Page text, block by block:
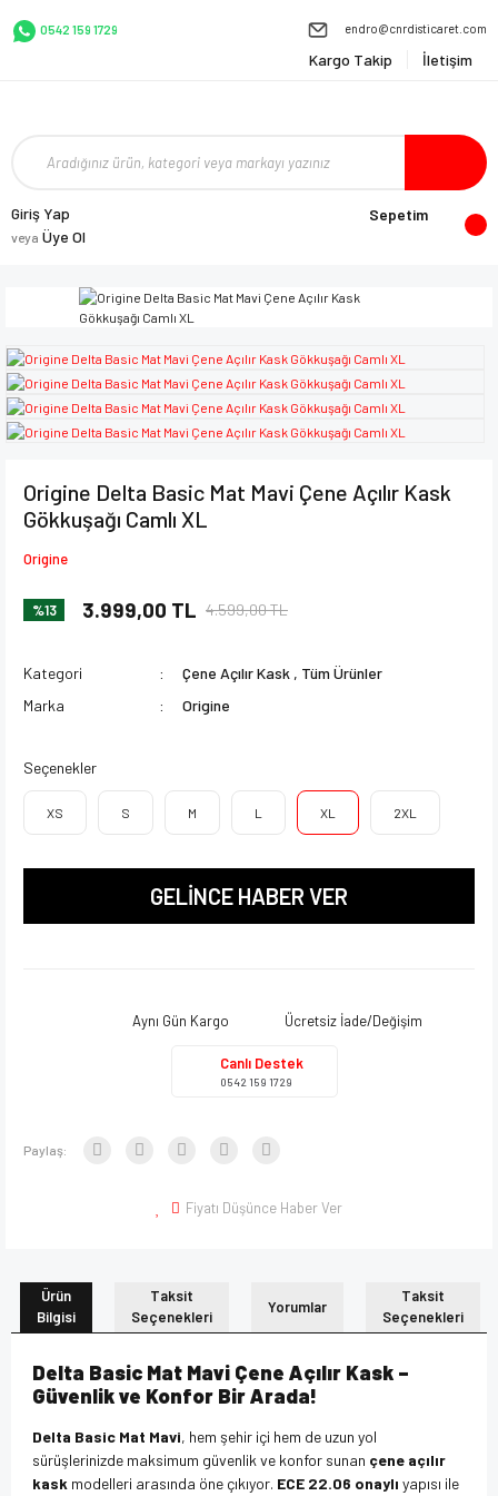
0542 159 1729 endro@cnrdisticaret.com
Kargo Takip İletişim
Giriş Yap
veya Üye Ol
Sepetim
Origine Delta Basic Mat Mavi Çene Açılır Kask
Gökkuşağı Camlı XL
Origine
%13 3.999,00 TL 4.599,00 TL
Kategori Çene Açılır Kask , Tüm Ürünler
Marka
Origine
Seçenekler
XS S M L XL 2XL
GELİNCE HABER VER
Aynı Gün Kargo Ücretsiz İade/Değişim
Canlı Destek
0542 159 1729
Paylaş:
Fiyatı Düşünce Haber Ver
Ürün
Bilgisi
Taksit
Seçenekleri
Yorumlar
Taksit
Seçenekleri
Delta Basic Mat Mavi Çene Açılır Kask –
Güvenlik ve Konfor Bir Arada!
Delta Basic Mat Mavi, hem şehir içi hem de uzun yol
sürüşlerinizde maksimum güvenlik ve konfor sunan çene açılır
kask modelleri arasında öne çıkıyor. ECE 22.06 onaylı yapısı ile